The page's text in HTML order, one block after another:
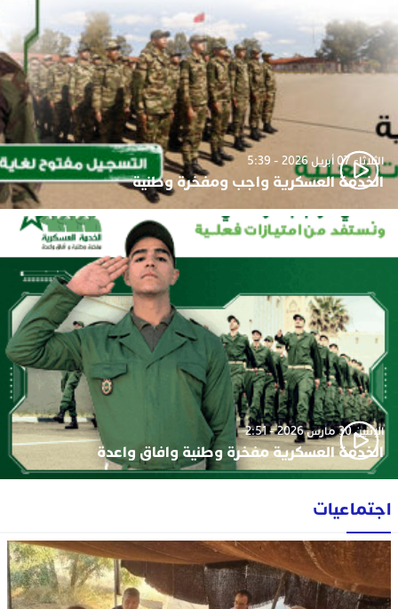
الثلاثاء 07 أبريل 2026 - 5:39
الخدمة العسكرية واجب ومفخرة وطنية
الإثنين 30 مارس 2026 - 2:51
الخدمة العسكرية مفخرة وطنية وافاق واعدة
اجتماعيات